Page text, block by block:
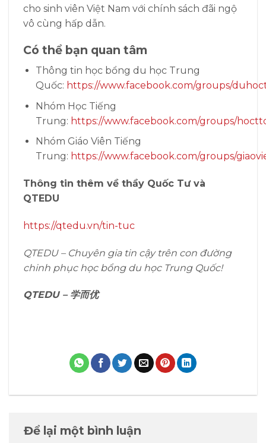
cho sinh viên Việt Nam với chính sách đãi ngộ
vô cùng hấp dẫn.
Có thể bạn quan tâm
Thông tin học bổng du học Trung
Quốc: https://www.facebook.com/groups/
Nhóm Học Tiếng
Trung: https://www.facebook.com/groups/
Nhóm Giáo Viên Tiếng
Trung: https://www.facebook.com/groups/
Thông tin thêm về thầy Quốc Tư và
QTEDU
https://qtedu.vn/tin-tuc
QTEDU – Chuyên gia tin cậy trên con đường
chinh phục học bổng du học Trung Quốc!
QTEDU – 学而优
Để lại một bình luận